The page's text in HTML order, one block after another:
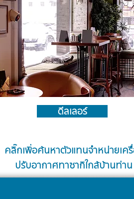
ดีลเลอร์
คลิ๊กเพิ่อค้นหาตัวแทนจำหน่ายเค
ปรับอากาศทาซากิใกล้บ้านท่าน